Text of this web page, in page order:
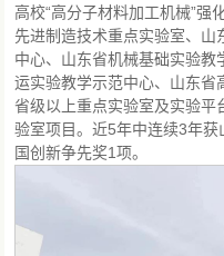
高校“高分子材料加工机械”强
先进制造技术重点实验室、山
中心、山东省机械基础实验
运实验教学示范中心、山东省
省级以上重点实验室及实验平
验室项目。近5年中连续3年
国创新争先奖1项。